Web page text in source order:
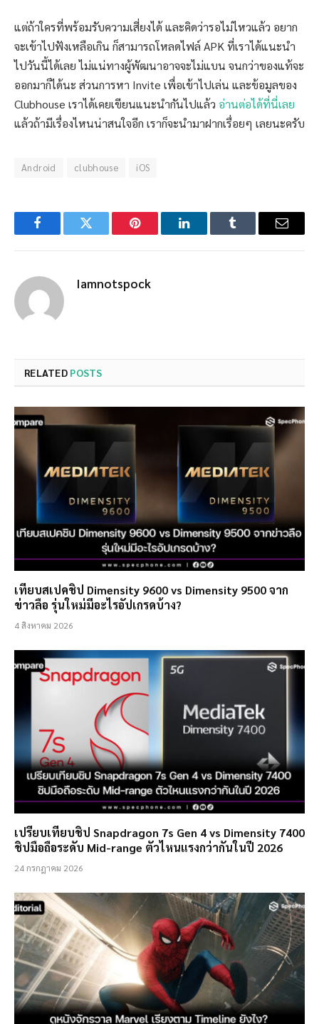
แต่ถ้าใครที่พร้อมรับความเสี่ยงได้ และคิดว่ารอไม่ไหวแล้ว อยาก
จะเข้าไปฟังเหลือเกิน ก็สามารถโหลดไฟล์ APK ที่เราได้แนะนำ
ไปวันนี้ได้เลย ไม่แน่ทางผู้พัฒนาอาจจะไม่แบน จนกว่าของแท้จะ
ออกมาก็ได้นะ ส่วนการหา Invite เพื่อเข้าไปเล่น และข้อมูลของ
Clubhouse เราได้เคยเขียนแนะนำกันไปแล้ว อ่านต่อได้ที่นี่เลย
แล้วถ้ามีเรื่องไหนน่าสนใจอีก เราก็จะนำมาฝากเรื่อยๆ เลยนะครับ
Android clubhouse iOS
FacebookTwitter Pinterest LinkedInTumblr Email
Iamnotspock
RELATED POSTS
เทียบสเปคชิป Dimensity 9600 vs Dimensity 9500 จาก
ข่าวลือ รุ่นใหม่มีอะไรอัปเกรดบ้าง?
4 สิงหาคม 2026
เปรียบเทียบชิป Snapdragon 7s Gen 4 vs Dimensity 7400
ชิปมือถือระดับ Mid-range ตัวไหนแรงกว่ากันในปี 2026
24 กรกฎาคม 2026